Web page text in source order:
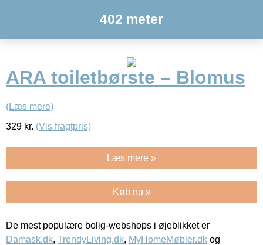
402 meter
ARA toiletbørste – Blomus
(Læs mere)
329 kr. (Vis fragtpris)
Læs mere »
Køb nu »
De mest populære bolig-webshops i øjeblikket er
Damask.dk, TrendyLiving.dk, MyHomeMøbler.dk og